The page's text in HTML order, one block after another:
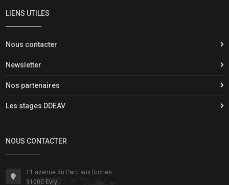
LIENS UTILES
Nous contacter
Newsletter
Nos partenaires
Les stages DDEAV
NOUS CONTACTER
11 avenue du Parc aux Biches
91000 Evry